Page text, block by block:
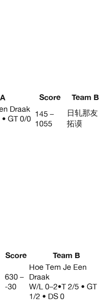
Score Team B
Draak
GT 0/0 145 –
1055
日轧那友
拓谟
Score Team B
630 –
-30
Hoe Tem Je Een
Draak
W/L 0–2•T 2/5 • GT
1/2 • DS 0